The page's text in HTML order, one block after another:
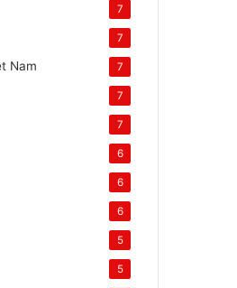
7
7
Nam 7
7
7
6
6
6
5
5